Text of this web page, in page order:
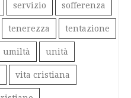
servizio sofferenza
tenerezza tentazione
umiltà unità
vita cristiana